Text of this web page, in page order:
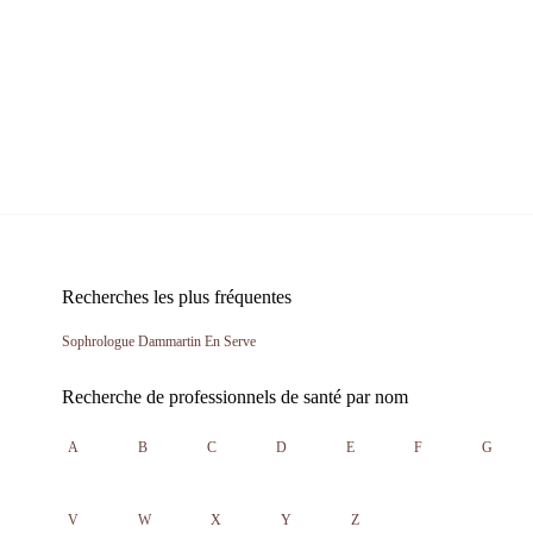
Recherches les plus fréquentes
Sophrologue Dammartin En Serve
Recherche de professionnels de santé par nom
A B C D E F G
V W X Y Z